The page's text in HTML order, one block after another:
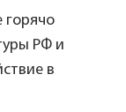
горячо
РФ и
в